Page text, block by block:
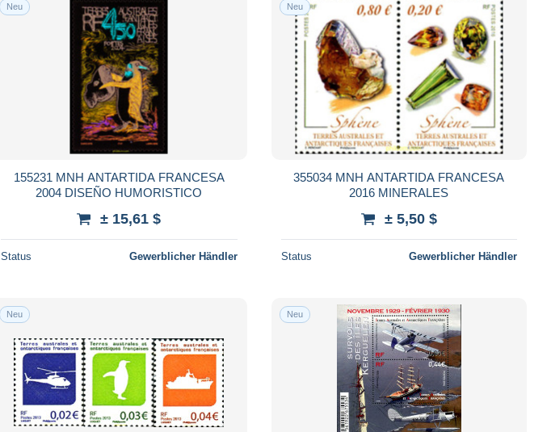
Neu
155231 MNH ANTARTIDA FRANCESA
2004 DISEÑO HUMORISTICO
± 15,61 $
Status Gewerblicher Händler
Neu
355034 MNH ANTARTIDA FRANCESA
2016 MINERALES
± 5,50 $
Status Gewerblicher Händler
Neu Neu